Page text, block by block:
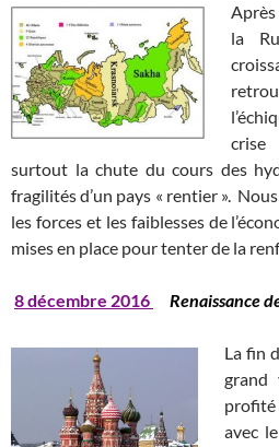
la
crise
surtout la chute du cours des
fragilités d’un pays « rentier ».
les forces et les faiblesses de
mises en place pour tenter de la
8décembre 2016 Renaissance
La fin
grand
avec